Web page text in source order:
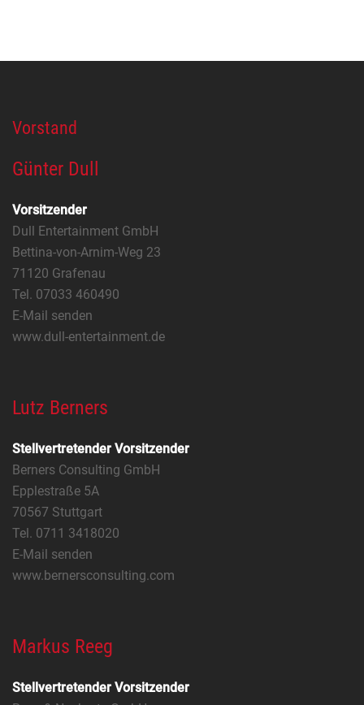
Vorstand
Günter Dull
Vorsitzender
Dull Entertainment GmbH
Bettina-von-Arnim-Weg 23
71120 Grafenau
Tel. 07033 460490
E-Mail senden
www.dull-entertainment.de
Lutz Berners
Stellvertretender Vorsitzender
Berners Consulting GmbH
Epplestraße 5A
70567 Stuttgart
Tel. 0711 3418020
E-Mail senden
www.bernersconsulting.com
Markus Reeg
Stellvertretender Vorsitzender